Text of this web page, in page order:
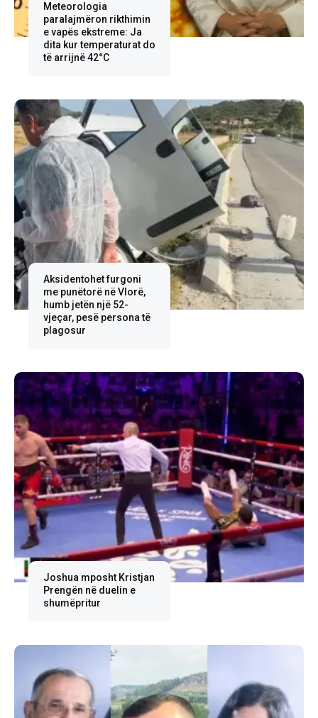
Meteorologia
paralajmëron rikthimin
e vapës ekstreme: Ja
dita kur temperaturat do
të arrijnë 42°C
Aksidentohet furgoni
me punëtorë në Vlorë,
humb jetën një 52-
vjeçar, pesë persona të
plagosur
Joshua mposht Kristjan
Prengën në duelin e
shumëpritur